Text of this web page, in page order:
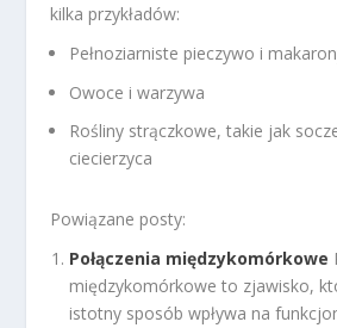
kilka przykładów:
Pełnoziarniste pieczywo i
Owoce i warzywa
Rośliny strączkowe, takie jak
ciecierzyca
Powiązane posty:
Połączenia międzykomórkowe
międzykomórkowe to zjawisko,
istotny sposób wpływa na